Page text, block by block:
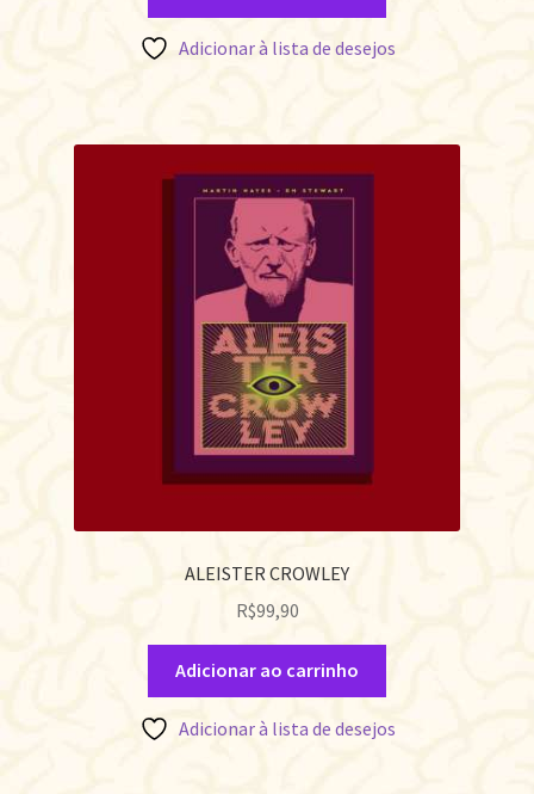
Adicionar à lista de desejos
ALEISTER CROWLEY
R$99,90
Adicionar ao carrinho
Adicionar à lista de desejos